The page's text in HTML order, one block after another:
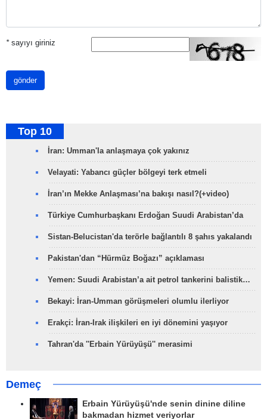
*sayıyı giriniz
gönder
Top 10
İran: Umman'la anlaşmaya çok yakınız
Velayati: Yabancı güçler bölgeyi terk etmeli
İran’ın Mekke Anlaşması’na bakışı nasıl?(+video)
Türkiye Cumhurbaşkanı Erdoğan Suudi Arabistan’da
Sistan-Belucistan'da terörle bağlantılı 8 şahıs yakalandı
Pakistan'dan “Hürmüz Boğazı” açıklaması
Yemen: Suudi Arabistan’a ait petrol tankerini balistik…
Bekayi: İran-Umman görüşmeleri olumlu ilerliyor
Erakçi: İran-Irak ilişkileri en iyi dönemini yaşıyor
Tahran'da ''Erbain Yürüyüşü'' merasimi
Demeç
Erbain Yürüyüşü'nde senin dinine diline
bakmadan hizmet veriyorlar